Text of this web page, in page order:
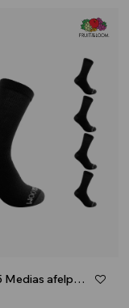
Pack x5 Medias afelpadas caña alta para caballero - Negro